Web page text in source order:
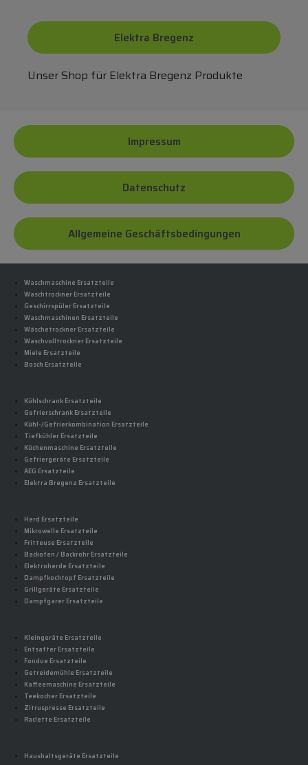
Elektra Bregenz
Unser Shop für Elektra Bregenz Produkte
Impressum
Datenschutz
Allgemeine Geschäftsbedingungen
Waschmaschine Ersatzteile
Waschtrockner Ersatzteile
Geschirrspüler Ersatzteile
Waschmaschinen Ersatzteile
Wäschetrockner Ersatzteile
Waschvolltrockner Ersatzteile
Miele Ersatzteile
Bosch Ersatzteile
Kühlschrank Ersatzteile
Gefrierschrank Ersatzteile
Kühl-/Gefrierkombination Ersatzteile
Tiefkühler Ersatzteile
Küchenmaschine Ersatzteile
Gefriergeräte Ersatzteile
AEG Ersatzteile
Elektra Bregenz Ersatzteile
Herd Ersatzteile
Mikrowelle Ersatzteile
Fritteuse Ersatzteile
Backofen / Backrohr Ersatzteile
Elektroherde Ersatzteile
Dampfkochtopf Ersatzteile
Grillgeräte Ersatzteile
Dampfgarer Ersatzteile
Kleingeräte Ersatzteile
Entsafter Ersatzteile
Fondue Ersatzteile
Getreidemühle Ersatzteile
Kaffeemaschine Ersatzteile
Teekocher Ersatzteile
Zitruspresse Ersatzteile
Raclette Ersatzteile
Haushaltsgeräte Ersatzteile